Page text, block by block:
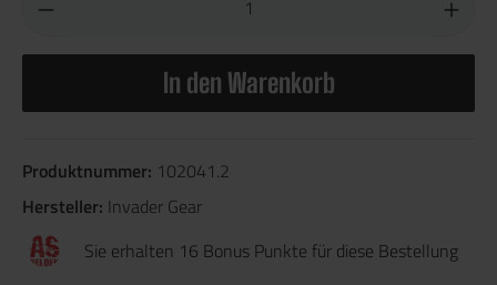
In den Warenkorb
Produktnummer: 102041.2
Hersteller: Invader Gear
Sie erhalten 16 Bonus Punkte für diese Bestellung